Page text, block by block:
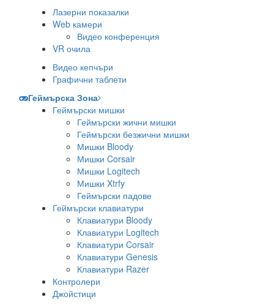
Лазерни показалки
Web камери
Видео конференция
VR очила
Видео кепчъри
Графични таблети
Геймърска Зона
Геймърски мишки
Геймърски жични мишки
Геймърски безжични мишки
Мишки Bloody
Мишки Corsair
Мишки Logitech
Мишки Xtrfy
Геймърски падове
Геймърски клавиатури
Клавиатури Bloody
Клавиатури Logitech
Клавиатури Corsair
Клавиатури Genesis
Клавиатури Razer
Контролери
Джойстици